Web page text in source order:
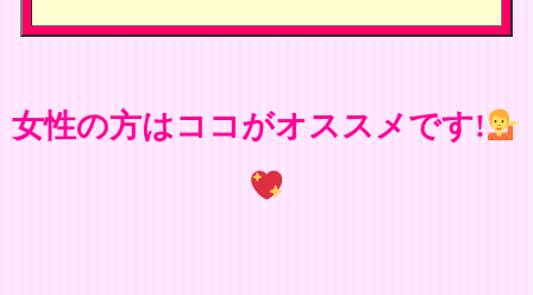
女性の方はココがオススメです!